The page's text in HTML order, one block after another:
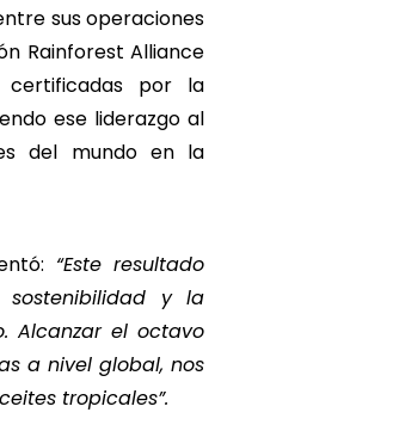
sus operaciones
Rainforest Alliance
certificadas por la
ese liderazgo al
del mundo en la
“Este resultado
y la
Alcanzar el octavo
a nivel global, nos
tropicales”.